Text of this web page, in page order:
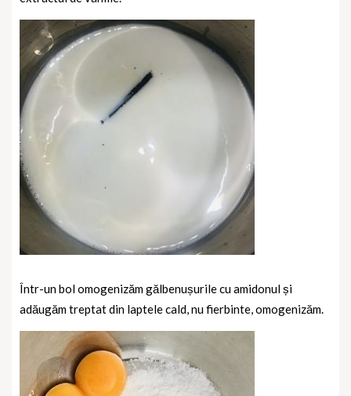
Într-un bol omogenizăm gălbenușurile cu amidonul și
adăugăm treptat din laptele cald, nu fierbinte, omogenizăm.